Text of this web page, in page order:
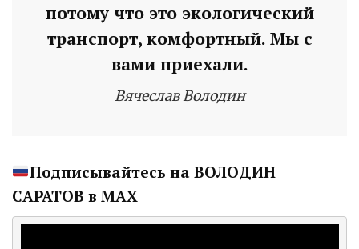
потому что это экологический
транспорт, комфортный. Мы с
вами приехали.
Вячеслав Володин
Подписывайтесь на ВОЛОДИН
САРАТОВ в МАХ